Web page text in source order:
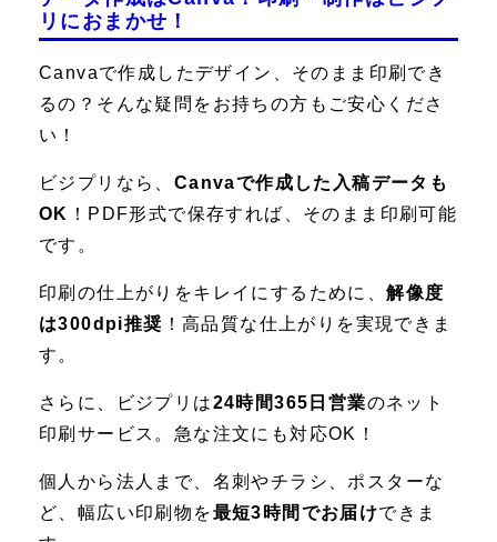
リにおまかせ！
Canvaで作成したデザイン、そのまま印刷でき
るの？そんな疑問をお持ちの方もご安心くださ
い！
ビジプリなら、 Canvaで作成した入稿データも
OK ！PDF形式で保存すれば、そのまま印刷可能
です。
印刷の仕上がりをキレイにするために、解像度
は300dpi推奨 ！高品質な仕上がりを実現できま
す。
さらに、ビジプリは24時間365日営業のネット
印刷サービス。急な注文にも対応OK！
個人から法人まで、名刺やチラシ、ポスターな
ど、幅広い印刷物を最短3時間でお届けできま